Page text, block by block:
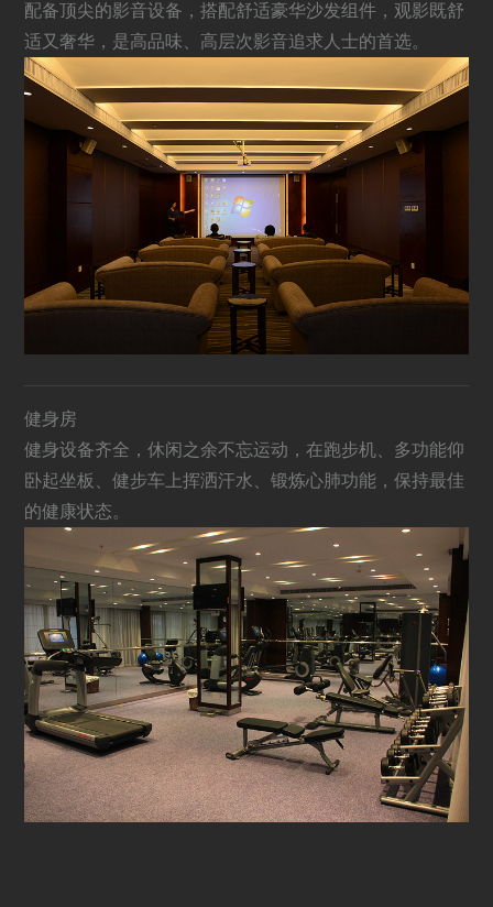
配备顶尖的影音设备，搭配舒适豪华沙发组件，观影既舒
适又奢华，是高品味、高层次影音追求人士的首选。
健身房
健身设备齐全，休闲之余不忘运动，在跑步机、多功能仰
卧起坐板、健步车上挥洒汗水、锻炼心肺功能，保持最佳
的健康状态。